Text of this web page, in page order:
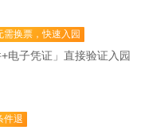
需换票，快速入园
电子凭证」直接验证入园
件退